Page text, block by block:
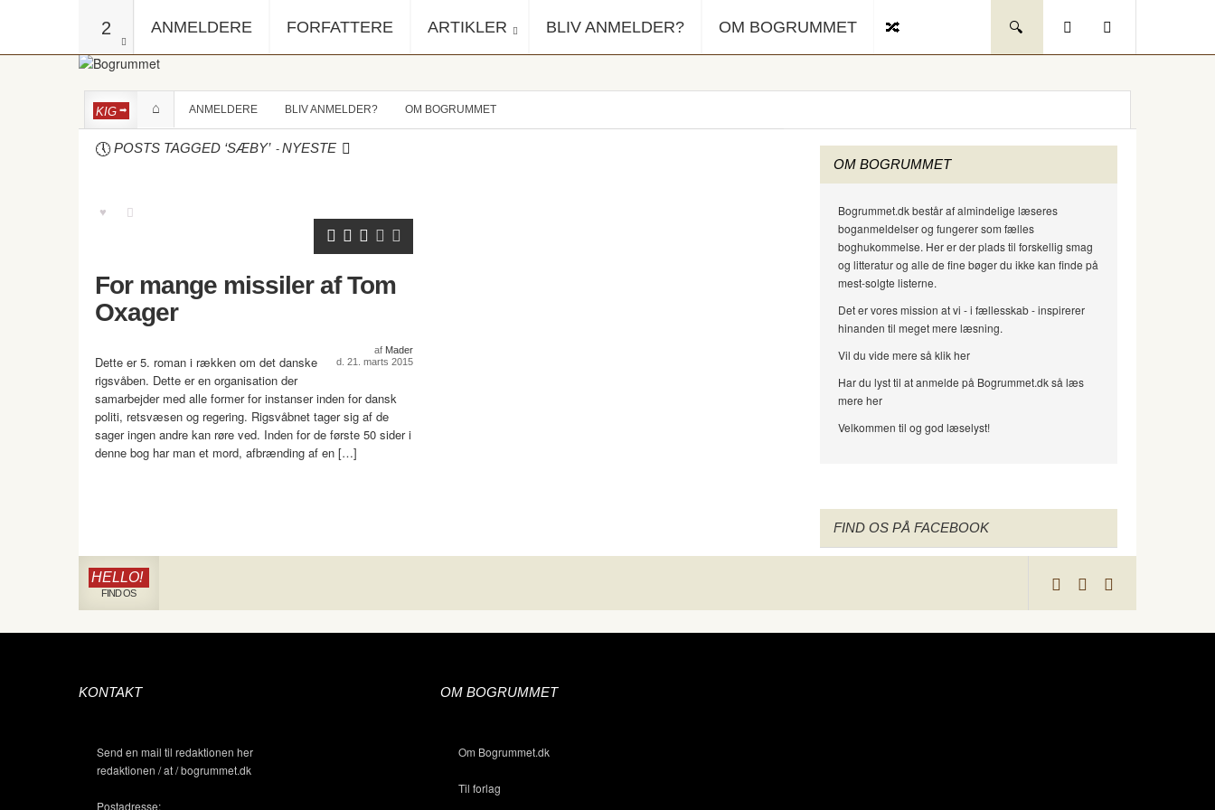
2 ANMELDERE FORFATTERE ARTIKLER BLIV ANMELDER? OM BOGRUMMET
KIG ANMELDERE BLIV ANMELDER? OM BOGRUMMET
POSTS TAGGED ‘SÆBY’ -NYESTE
For mange missiler af Tom
Oxager
af Mader
d. 21. marts 2015
Dette er 5. roman i rækken om det danske
rigsvåben. Dette er en organisation der
samarbejder med alle former for instanser inden for dansk
politi, retsvæsen og regering. Rigsvåbnet tager sig af de
sager ingen andre kan røre ved. Inden for de første 50 sider i
denne bog har man et mord, afbrænding af en […]
OM BOGRUMMET
Bogrummet.dk består af almindelige læseres
boganmeldelser og fungerer som fælles
boghukommelse. Her er der plads til forskellig smag
og litteratur og alle de fine bøger du ikke kan finde på
mest-solgte listerne.
Det er vores mission at vi - i fællesskab - inspirerer
hinanden til meget mere læsning.
Vil du vide mere så klik her
Har du lyst til at anmelde på Bogrummet.dk så læs
mere her
Velkommen til og god læselyst!
FIND OS PÅ FACEBOOK
HELLO!
FIND OS
KONTAKT
Send en mail til redaktionen her
redaktionen / at / bogrummet.dk
Postadresse:
OM BOGRUMMET
Om Bogrummet.dk
Til forlag